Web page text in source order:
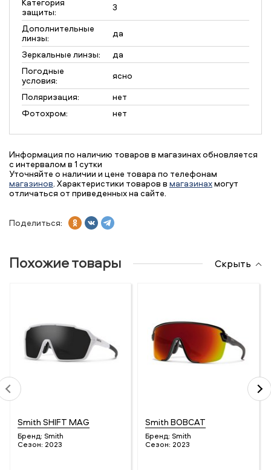
защиты:
3
Дополнительные
линзы:
да
Зеркальные линзы:
да
Погодные
условия:
ясно
Поляризация:
нет
Фотохром:
нет
Информация по наличию товаров в магазинах обновляется
с интервалом в 1 сутки
Уточняйте о наличии и цене товара по телефонам
магазинов. Характеристики товаров в магазинахмогут
отличаться от приведенных на сайте.
Поделиться:
Похожие товары Скрыть
Smith SHIFT MAG
Бренд: Smith
Сезон: 2023
Smith BOBCAT
Бренд: Smith
Сезон: 2023